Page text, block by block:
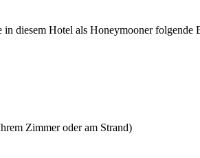
diesem Hotel als Honeymooner folgende
Zimmer oder am Strand)